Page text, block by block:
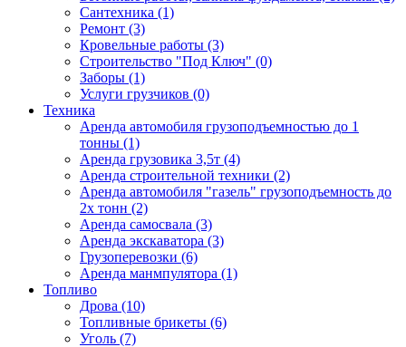
Сантехника (1)
Ремонт (3)
Кровельные работы (3)
Строительство "Под Ключ" (0)
Заборы (1)
Услуги грузчиков (0)
Техника
Аренда автомобиля грузоподъемностью до 1
тонны (1)
Аренда грузовика 3,5т (4)
Аренда строительной техники (2)
Аренда автомобиля "газель" грузоподъемность до
2х тонн (2)
Аренда самосвала (3)
Аренда экскаватора (3)
Грузоперевозки (6)
Аренда манмпулятора (1)
Топливо
Дрова (10)
Топливные брикеты (6)
Уголь (7)